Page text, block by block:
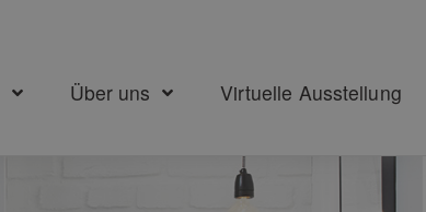
Über uns Virtuelle Ausstellung